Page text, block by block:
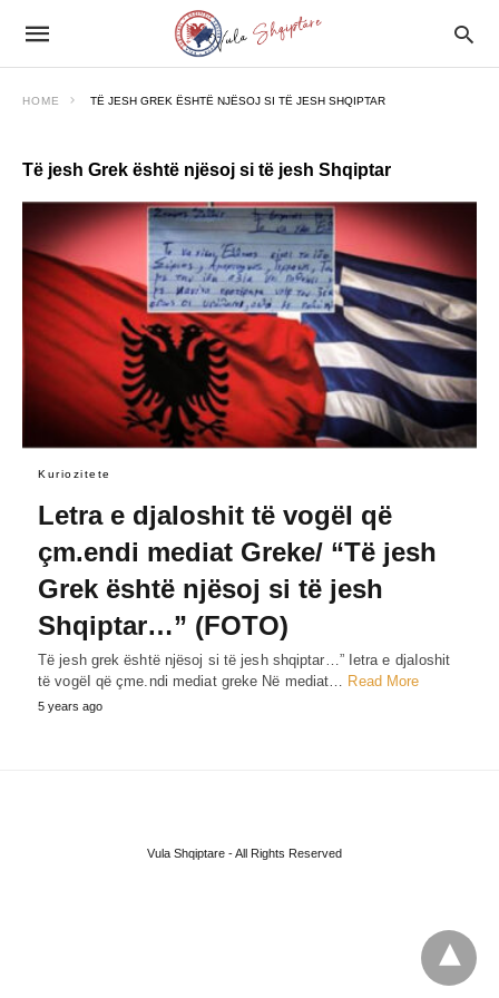
HOME TË JESH GREK ËSHTË NJËSOJ SI TË JESH SHQIPTAR
Të jesh Grek është njësoj si të jesh Shqiptar
Kuriozitete
Letra e djaIoshit të vogëI që
çm.endi mediat Greke/ “Të jesh
Grek është njësoj si të jesh
Shqiptar…” (FOTO)
Të jesh grek është njësoj si të jesh shqiptar…” Ietra e djaIoshit
të vogëI që çme.ndi mediat greke Në mediat… Read More
5 years ago
Vula Shqiptare - All Rights Reserved